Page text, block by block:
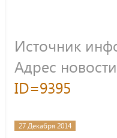
Источник
Адрес
ID=9395
27 Декабря 2014